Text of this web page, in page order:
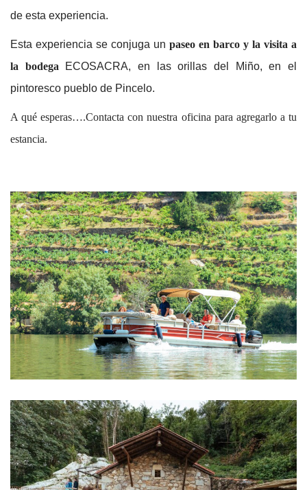
de esta experiencia.
Esta experiencia se conjuga un paseo en barco y la visita a
la bodega ECOSACRA, en las orillas del Miño, en el
pintoresco pueblo de Pincelo.
A qué esperas….Contacta con nuestra oficina para agregarlo a tu
estancia.